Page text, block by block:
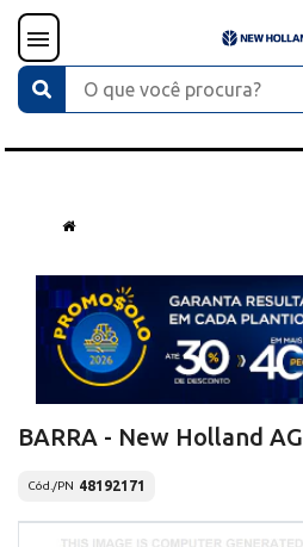
BARRA - New Holland AG
Cód./PN 48192171